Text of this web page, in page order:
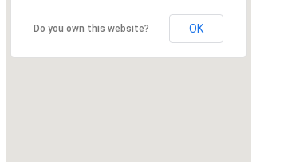
Do you own this website? OK